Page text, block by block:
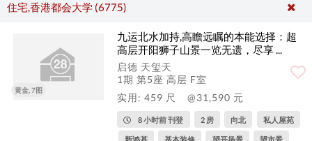
住宅,香港都会大学 (6775)
黄金, 7图
九运北水加持,高瞻远瞩的本能选择：超
高层开阳狮子山景一览无遗，尽享 ...
启德 天玺天
1期 第5座 高层 F室
实用: 459 尺
@31,590 元
8 小时前 刊登 2 房 向北 私人屋苑
新鸿基 基本装修 望开扬景 望市景